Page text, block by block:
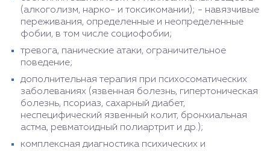
(алкоголизм, нарко- и токсикомании); - навязчивые
переживания, определенные и неопределенные
фобии, в том числе социофобии;
тревога, панические атаки, ограничительное
поведение;
дополнительная терапия при психосоматических
заболеваниях (язвенная болезнь, гипертоническая
болезнь, псориаз, сахарный диабет,
неспецифический язвенный колит, бронхиальная
астма, ревматоидный полиартрит и др.);
комплексная диагностика психических и